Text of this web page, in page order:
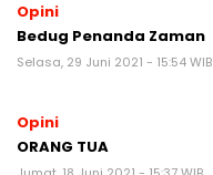
Opini
Bedug Penanda Zaman
Selasa, 29 Juni 2021 - 15:54 WIB
Opini
ORANG TUA